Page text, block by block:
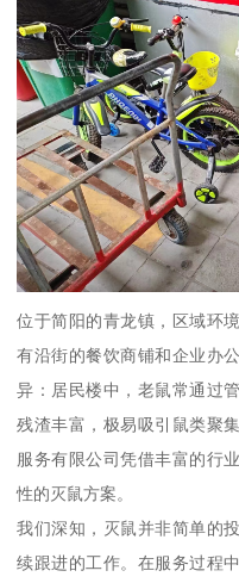
位于简阳的青龙镇，区域环
有沿街的餐饮商铺和企业办
异：居民楼中，老鼠常通过
残渣丰富，极易吸引鼠类聚
服务有限公司凭借丰富的行
性的灭鼠方案。
我们深知，灭鼠并非简单的
续跟进的工作。在服务过程